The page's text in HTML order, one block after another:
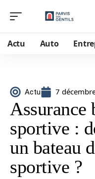
Actu Auto
Actu 7
Assurance
sportive :
un bateau
sportive ?